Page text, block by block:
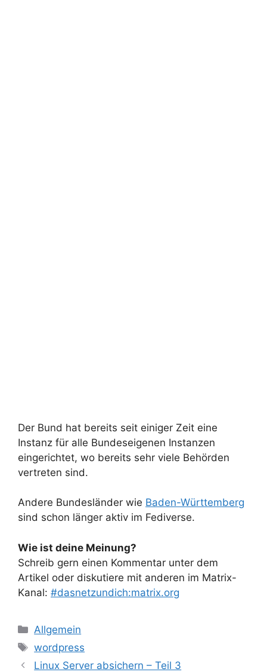
Der Bund hat bereits seit einiger Zeit eine
Instanz für alle Bundeseigenen Instanzen
eingerichtet, wo bereits sehr viele Behörden
vertreten sind.
Andere Bundesländer wie Baden-Württemberg
sind schon länger aktiv im Fediverse.
Wie ist deine Meinung?
Schreib gern einen Kommentar unter dem
Artikel oder diskutiere mit anderen im Matrix-
Kanal: #dasnetzundich:matrix.org
Kategorien
Allgemein
Schlagwörter
wordpress
Linux Server absichern – Teil 3